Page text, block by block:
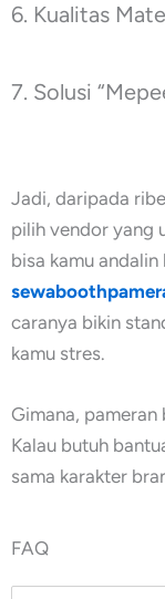
6. Kualitas
7. Solusi
Jadi, daripada
pilih vendor yang
bisa kamu
caranya bikin
kamu stres.
Gimana,
Kalau butuh
sama karakter
FAQ